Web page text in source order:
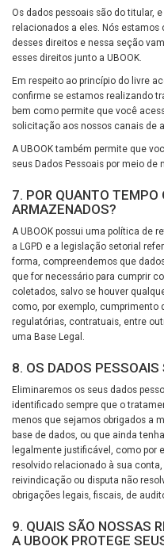
Os dados pessoais são do titular,
relacionados a eles. Nós
desses direitos e nessa seção
esses direitos junto a UBOOK.
Em respeito ao princípio do livre
confirme se estamos realizando
bem como permite que você
solicitação aos nossos canais de
A UBOOK também permite que
seus Dados Pessoais por meio
7. POR QUANTO TEMPO
ARMAZENADOS?
A UBOOK possui uma política de
a LGPD e a legislação setorial
forma, compreendemos que
que for necessário para cumprir
coletados, salvo se houver
como, por exemplo, cumprimento
regulatórias, contratuais, entre
uma Base Legal.
8. OS DADOS
Eliminaremos os seus dados
identificado sempre que o
menos que sejamos obrigados a
base de dados, ou que ainda
legalmente justificável, como por
resolvido relacionado à sua
reivindicação ou disputa não
obrigações legais, fiscais, de
9. QUAIS SÃO NOSSAS
A UBOOK PROTEGE